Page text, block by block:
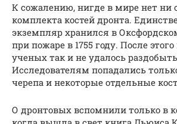
К сожалению, нигде в мире нет ни
комплекта костей дронта.
экземпляр хранился в
при пожаре в 1755 году. После
ученых так и не удалось
Исследователям попадались
черепа и некоторые отдельные
О дронтовых вспомнили только в